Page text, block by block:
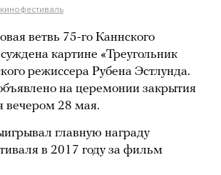
ветвь 75-го Каннского
картине «Треугольник
режиссера Рубена Эстлунда.
на церемонии закрытия
вечером 28 мая.
главную награду
в 2017 году за фильм